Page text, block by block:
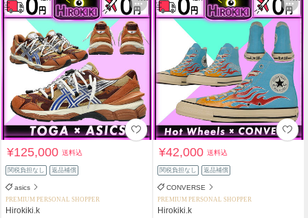
¥125,000送料込
関税負担なし 返品補償
asics
PREMIUM PERSONAL SHOPPER
Hirokiki.k
¥42,000送料込
関税負担なし 返品補償
CONVERSE
PREMIUM PERSONAL SHOPPER
Hirokiki.k